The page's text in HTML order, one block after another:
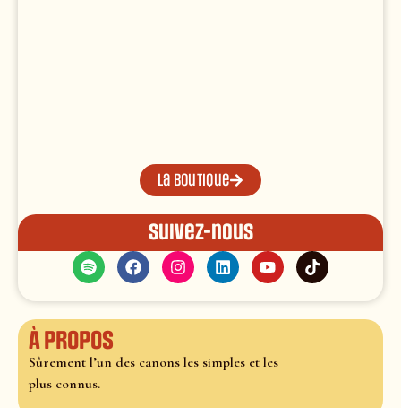
La boutique
Suivez-nous
À propos
Sûrement l’un des canons les simples et les
plus connus.